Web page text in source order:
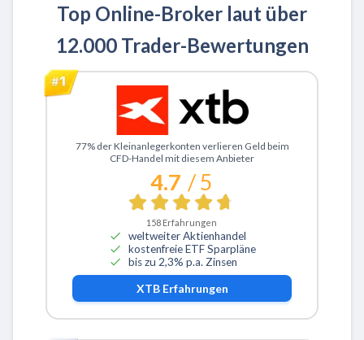
Top Online-Broker laut über
12.000 Trader-Bewertungen
Zu XTB
77% der Kleinanlegerkonten verlieren Geld beim
CFD-Handel mit diesem Anbieter
4.7 / 5
158 Erfahrungen
weltweiter Aktienhandel
kostenfreie ETF Sparpläne
bis zu 2,3% p.a. Zinsen
XTBErfahrungen